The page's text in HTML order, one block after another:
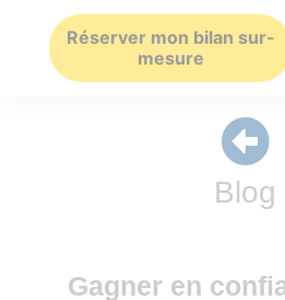
contenu
Réserver mon bilan sur-
mesure
Blog
Gagner en